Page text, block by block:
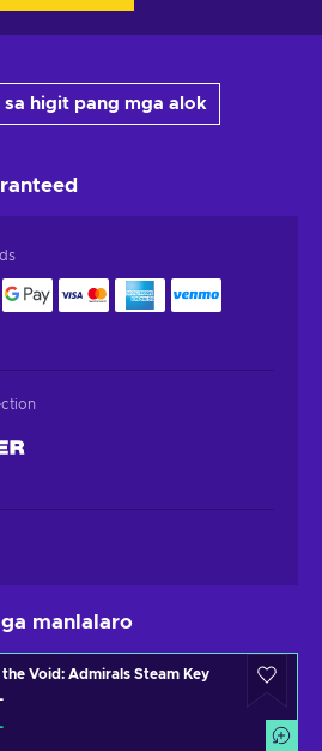
sa higit pang mga alok
manlalaro
Void: Admirals Steam Key